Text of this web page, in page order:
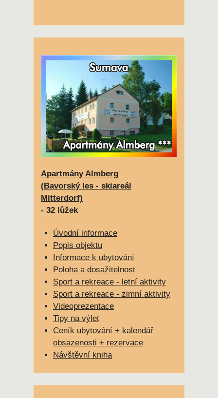
Apartmány Almberg
(Bavorský les - skiareál
Mitterdorf)
- 32 lůžek
Úvodní informace
Popis objektu
Informace k ubytování
Poloha a dosažitelnost
Sport a rekreace - letní aktivity
Sport a rekreace - zimní aktivity
Videoprezentace
Tipy na výlet
Ceník ubytování + kalendář
obsazenosti + rezervace
Návštěvní kniha